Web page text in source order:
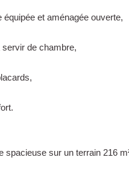
et aménagée ouverte,
de chambre,
sur un terrain 216